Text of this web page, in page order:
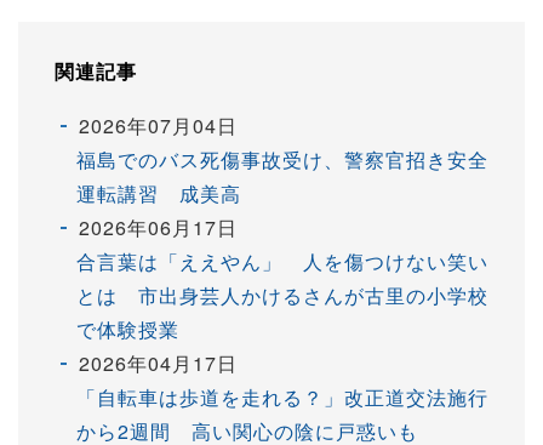
関連記事
2026年07月04日
福島でのバス死傷事故受け、警察官招き安全
運転講習 成美高
2026年06月17日
合言葉は「ええやん」 人を傷つけない笑い
とは 市出身芸人かけるさんが古里の小学校
で体験授業
2026年04月17日
「自転車は歩道を走れる？」改正道交法施行
から2週間 高い関心の陰に戸惑いも